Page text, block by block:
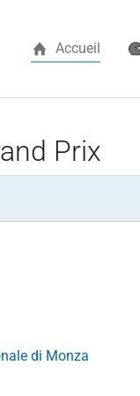
Accueil
Prix
di Monza